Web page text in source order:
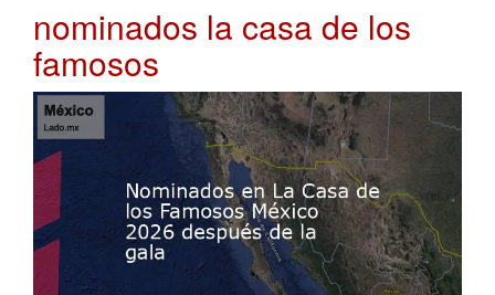
nominados la casa de los
famosos